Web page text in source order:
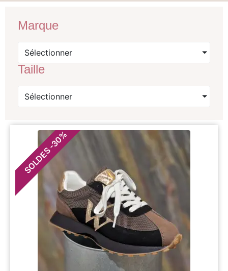
Marque
Sélectionner
Taille
Sélectionner
SOLDES
-
30
%